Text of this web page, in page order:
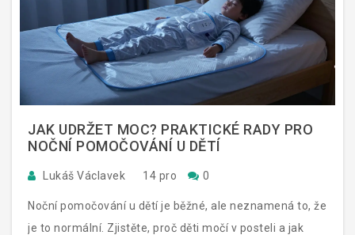
JAK UDRŽET MOC? PRAKTICKÉ RADY PRO
NOČNÍ POMOČOVÁNÍ U DĚTÍ
Lukáš Václavek 14 pro 0
Noční pomočování u dětí je běžné, ale neznamená to, že
je to normální. Zjistěte, proč děti močí v posteli a jak